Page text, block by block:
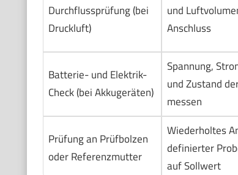
Durchflussprüfung (bei
Druckluft)
und
Anschluss
Batterie- und Elektrik-
Check (bei Akkugeräten)
Spannung,
und Zustand
messen
Prüfung an Prüfbolzen
oder Referenzmutter
Wiederholtes
definierter
auf Sollwert